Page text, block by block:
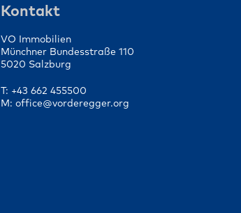
Kontakt
VO Immobilien
Münchner Bundesstraße 110
5020 Salzburg
T: +43 662 455500
M: office@vorderegger.org